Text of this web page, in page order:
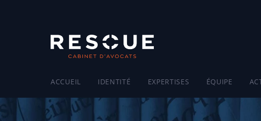
ACCUEIL IDENTITÉ EXPERTISES ÉQUIPE